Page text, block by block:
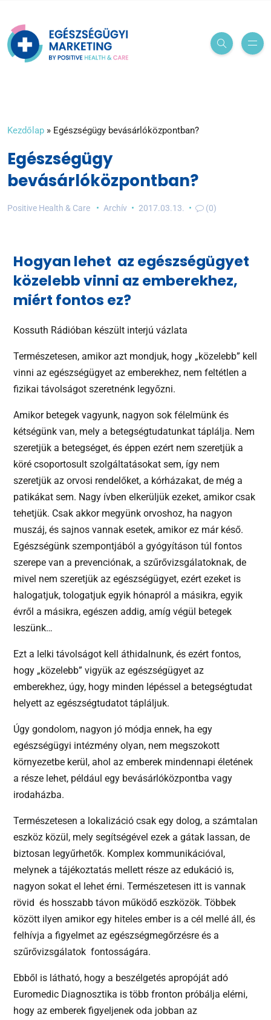
Kezdőlap » Egészségügy bevásárlóközpontban?
Egészségügy
bevásárlóközpontban?
Positive Health & Care Archív 2017.03.13. (0)
Hogyan lehet az egészségügyet
közelebb vinni az emberekhez,
miért fontos ez?
Kossuth Rádióban készült interjú vázlata
Természetesen, amikor azt mondjuk, hogy „közelebb” kell
vinni az egészségügyet az emberekhez, nem feltétlen a
fizikai távolságot szeretnénk legyőzni.
Amikor betegek vagyunk, nagyon sok félelmünk és
kétségünk van, mely a betegségtudatunkat táplálja. Nem
szeretjük a betegséget, és éppen ezért nem szeretjük a
köré csoportosult szolgáltatásokat sem, így nem
szeretjük az orvosi rendelőket, a kórházakat, de még a
patikákat sem. Nagy ívben elkerüljük ezeket, amikor csak
tehetjük. Csak akkor megyünk orvoshoz, ha nagyon
muszáj, és sajnos vannak esetek, amikor ez már késő.
Egészségünk szempontjából a gyógyításon túl fontos
szerepe van a prevenciónak, a szűrővizsgálatoknak, de
mivel nem szeretjük az egészségügyet, ezért ezeket is
halogatjuk, tologatjuk egyik hónapról a másikra, egyik
évről a másikra, egészen addig, amíg végül betegek
leszünk…
Ezt a lelki távolságot kell áthidalnunk, és ezért fontos,
hogy „közelebb” vigyük az egészségügyet az
emberekhez, úgy, hogy minden lépéssel a betegségtudat
helyett az egészségtudatot tápláljuk.
Úgy gondolom, nagyon jó módja ennek, ha egy
egészségügyi intézmény olyan, nem megszokott
környezetbe kerül, ahol az emberek mindennapi életének
a része lehet, például egy bevásárlóközpontba vagy
irodaházba.
Természetesen a lokalizáció csak egy dolog, a számtalan
eszköz közül, mely segítségével ezek a gátak lassan, de
biztosan legyűrhetők. Komplex kommunikációval,
melynek a tájékoztatás mellett része az edukáció is,
nagyon sokat el lehet érni. Természetesen itt is vannak
rövid és hosszabb távon működő eszközök. Többek
között ilyen amikor egy hiteles ember is a cél mellé áll, és
felhívja a figyelmet az egészségmegőrzésre és a
szűrővizsgálatok fontosságára.
Ebből is látható, hogy a beszélgetés apropóját adó
Euromedic Diagnosztika is több fronton próbálja elérni,
hogy az emberek figyeljenek oda jobban az